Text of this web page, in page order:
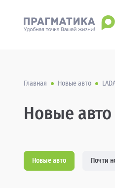
Главная Новые авто
Новые авто
Новые авто Почти